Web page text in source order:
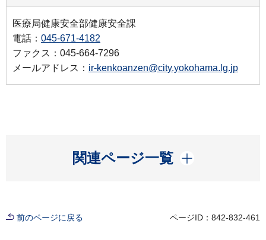
医療局健康安全部健康安全課
電話： 045-671-4182
ファクス：045-664-7296
メールアドレス： ir-kenkoanzen@city.yokohama.lg.jp
関連ページ一覧
開く
前のページに戻る ページID：842-832-461